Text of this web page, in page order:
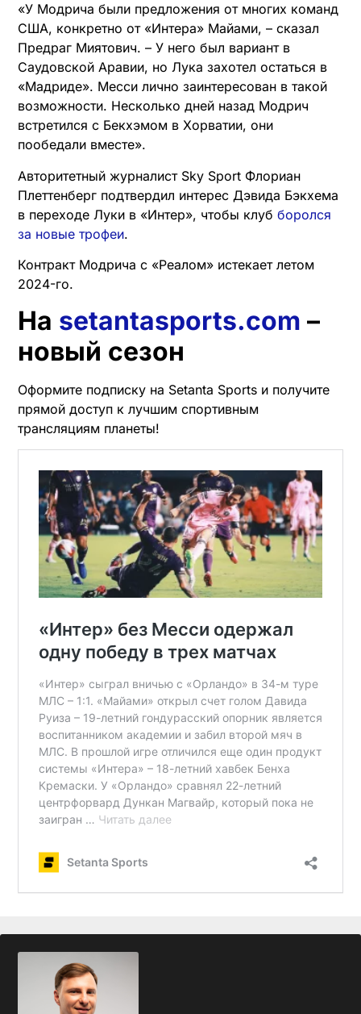
«У Модрича были предложения от многих команд
США, конкретно от «Интера» Майами, – сказал
Предраг Миятович. – У него был вариант в
Саудовской Аравии, но Лука захотел остаться в
«Мадриде». Месси лично заинтересован в такой
возможности. Несколько дней назад Модрич
встретился с Бекхэмом в Хорватии, они
пообедали вместе».
Авторитетный журналист Sky Sport Флориан
Плеттенберг подтвердил интерес Дэвида Бэкхема
в переходе Луки в «Интер», чтобы клуб боролся
за новые трофеи.
Контракт Модрича с «Реалом» истекает летом
2024-го.
На setantasports.com –
новый сезон
Оформите подписку на Setanta Sports и получите
прямой доступ к лучшим спортивным
трансляциям планеты!